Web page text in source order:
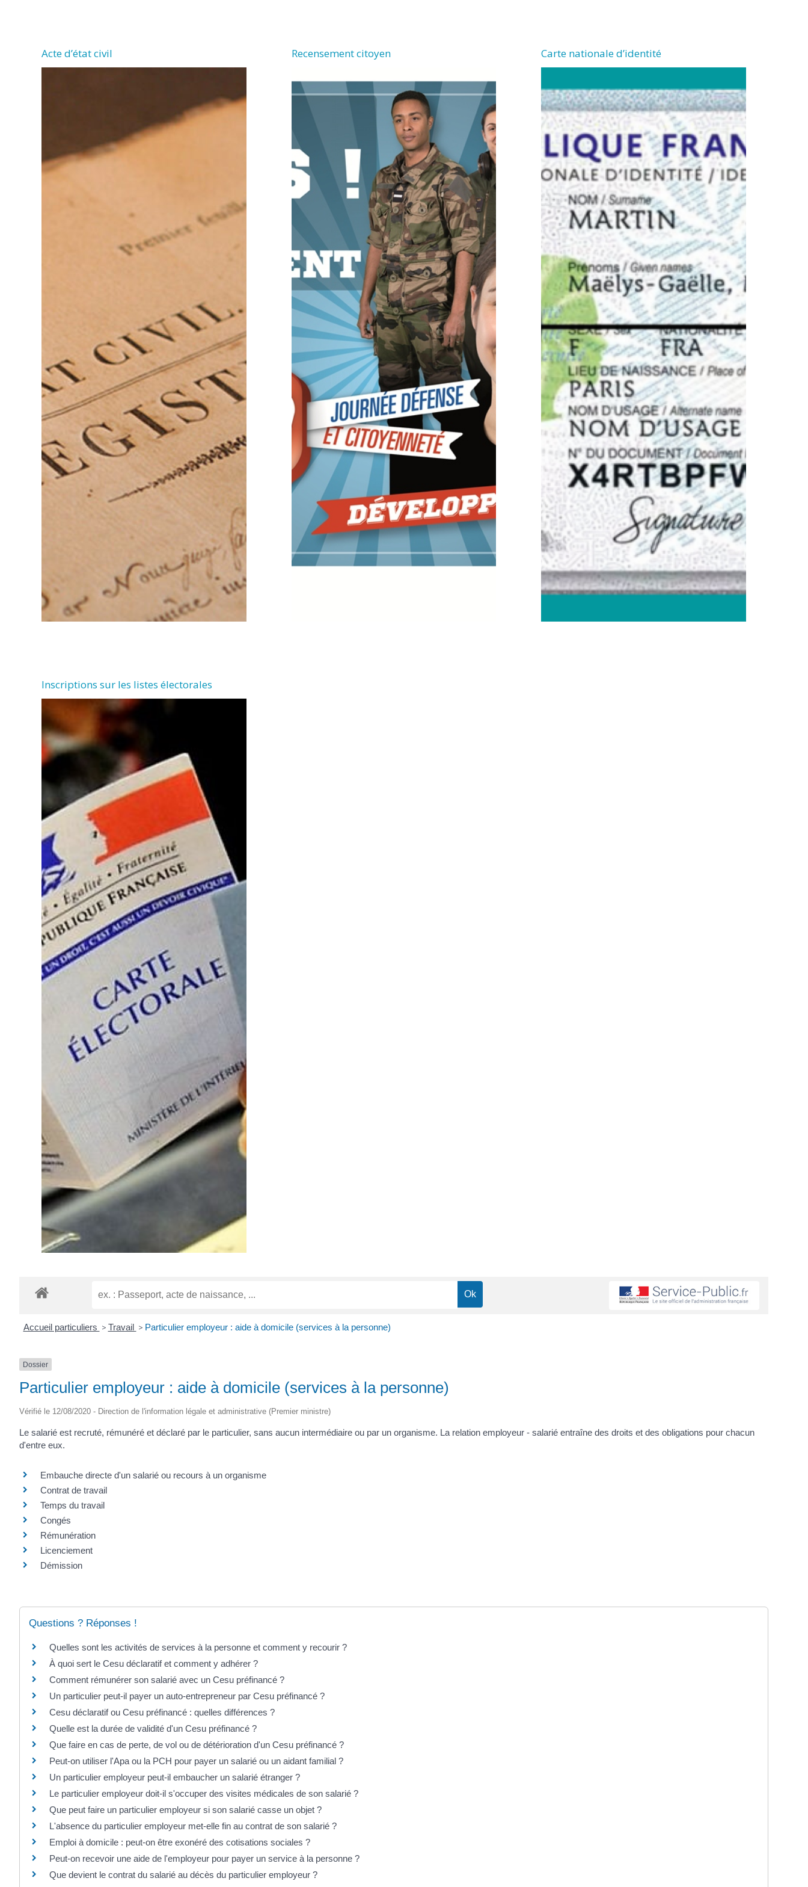
(17460)
Acte d’état civil Recensement citoyen Carte nationale d’identité
Inscriptions sur les listes électorales
Accueil particuliers > Travail > Particulier employeur : aide à domicile (services à la personne)
Dossier
Particulier employeur : aide à domicile (services à la personne)
Vérifié le 12/08/2020 - Direction de l'information légale et administrative (Premier ministre)
Le salarié est recruté, rémunéré et déclaré par le particulier, sans aucun intermédiaire ou par un organisme. La relation employeur - salarié entraîne des droits et des obligations pour chacun
d'entre eux.
Embauche directe d'un salarié ou recours à un organisme
Contrat de travail
Temps du travail
Congés
Rémunération
Licenciement
Démission
Questions ? Réponses !
Quelles sont les activités de services à la personne et comment y recourir ?
À quoi sert le Cesu déclaratif et comment y adhérer ?
Comment rémunérer son salarié avec un Cesu préfinancé ?
Un particulier peut-il payer un auto-entrepreneur par Cesu préfinancé ?
Cesu déclaratif ou Cesu préfinancé : quelles différences ?
Quelle est la durée de validité d'un Cesu préfinancé ?
Que faire en cas de perte, de vol ou de détérioration d'un Cesu préfinancé ?
Peut-on utiliser l'Apa ou la PCH pour payer un salarié ou un aidant familial ?
Un particulier employeur peut-il embaucher un salarié étranger ?
Le particulier employeur doit-il s'occuper des visites médicales de son salarié ?
Que peut faire un particulier employeur si son salarié casse un objet ?
L'absence du particulier employeur met-elle fin au contrat de son salarié ?
Emploi à domicile : peut-on être exonéré des cotisations sociales ?
Peut-on recevoir une aide de l'employeur pour payer un service à la personne ?
Que devient le contrat du salarié au décès du particulier employeur ?